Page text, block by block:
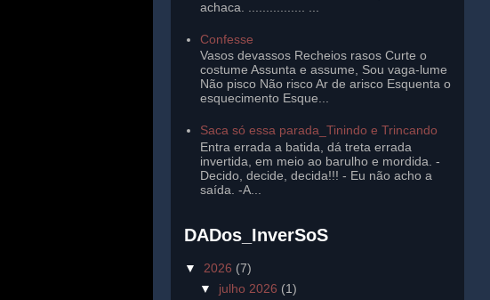
achaca. ................ ...
Confesse
Vasos devassos Recheios rasos Curte o
costume Assunta e assume, Sou vaga-lume
Não pisco Não risco Ar de arisco Esquenta o
esquecimento Esque...
Saca só essa parada_Tinindo e Trincando
Entra errada a batida, dá treta errada
invertida, em meio ao barulho e mordida. -
Decido, decide, decida!!! - Eu não acho a
saída. -A...
DADos_InverSoS
▼ 2026 (7)
▼ julho 2026 (1)